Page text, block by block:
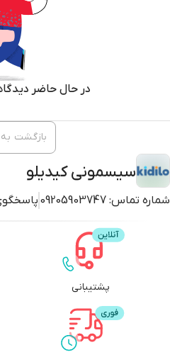
خنکی و آرامش داشته باشد.
این لباس را می‌توان به‌عنوان
زیر لباس‌های دیگر استفاده کرد.
دوخت تمیز و استفاده از پارچه
بالایی داشته باشد. حتی پس از
پارچه حفظ می‌شود.در حال حاضر
سیسمونی کیدیلو
شماره تماس: 09205903747
بازگشت به
پشتیبانی